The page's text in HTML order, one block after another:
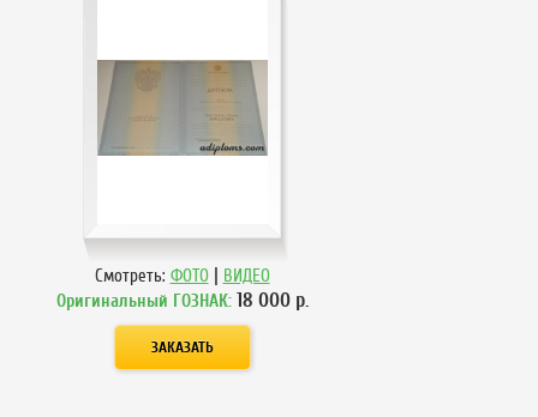
Смотреть: ФОТО | ВИДЕО
Оригинальный ГОЗНАК: 18 000р.